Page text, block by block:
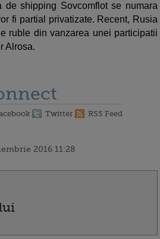
de shipping Sovcomflot se numara
fi partial privatizate. Recent, Rusia
ruble din vanzarea unei participatii
Alrosa.
Twitter RSS Feed
2016 11:28